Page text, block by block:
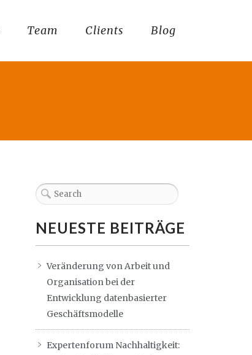
Team Clients Blog
NEUESTE BEITRÄGE
Veränderung von Arbeit und
Organisation bei der
Entwicklung datenbasierter
Geschäftsmodelle
Expertenforum Nachhaltigkeit: